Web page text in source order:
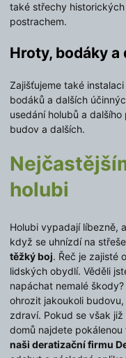
také střechy
postrachem.
Hroty, bodáky
Zajišťujeme také
bodáků a dalších
usedání holubů a
budov a dalších.
holubi
Holubi vypadají líbezně,
když se uhnízdí na
těžký boj. Řeč je zajisté
lidských obydlí. Věděli
napáchat nemalé
ohrozit jakoukoli
zdraví. Pokud se však
domů najdete
naši deratizační firmu